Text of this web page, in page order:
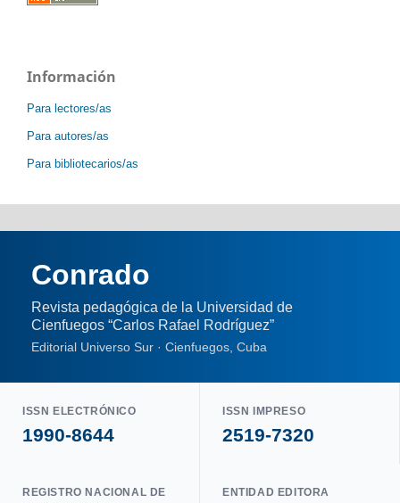
Información
Para lectores/as
Para autores/as
Para bibliotecarios/as
Conrado
Revista pedagógica de la Universidad de
Cienfuegos “Carlos Rafael Rodríguez”
Editorial Universo Sur · Cienfuegos, Cuba
ISSN ELECTRÓNICO
1990-8644
ISSN IMPRESO
2519-7320
REGISTRO NACIONAL DE
ENTIDAD EDITORA